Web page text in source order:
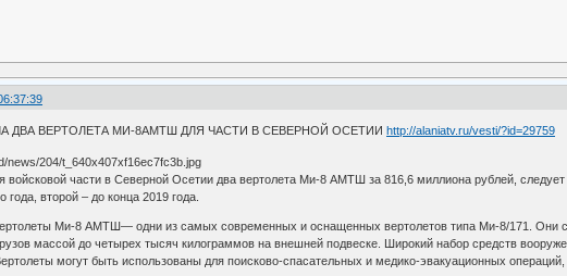
ДВА ВЕРТОЛЕТА МИ-8АМТШ ДЛЯ ЧАСТИ В СЕВЕРНОЙ ОСЕТИИ http://alaniatv.ru/vesti/?id=29759
войсковой части в Северной Осетии два вертолета Ми-8 АМТШ за 816,6 миллиона рублей,
года, второй – до конца 2019 года.
Ми-8 АМТШ— одни из самых современных и оснащенных вертолетов типа Ми-8/171. Они
массой до четырех тысяч килограммов на внешней подвеске. Широкий набор средств
могут быть использованы для поисково-спасательных и медико-эвакуационных